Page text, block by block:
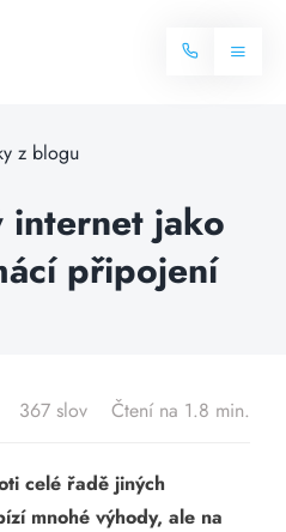
Toggle
Balíčky internetu
Televize
Blog
Kontakt
z blogu
internet jako
připojení
367 slov Čtení na 1.8 min.
celé řadě jiných
mnohé výhody, ale na